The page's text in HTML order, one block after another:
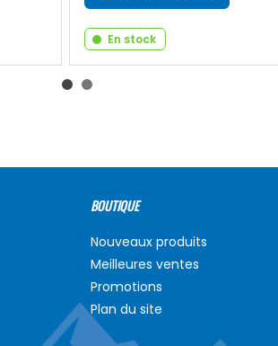
En stock
BOUTIQUE
Nouveaux produits
Meilleures ventes
Promotions
Plan du site